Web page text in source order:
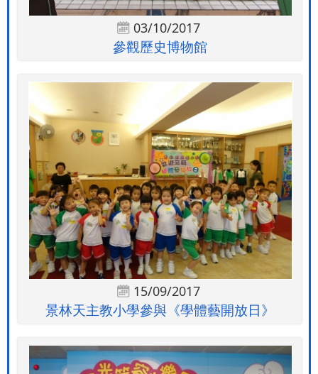
03/10/2017
參觀歷史博物館
15/09/2017
景林天主教小學參與《學體藝開放日》